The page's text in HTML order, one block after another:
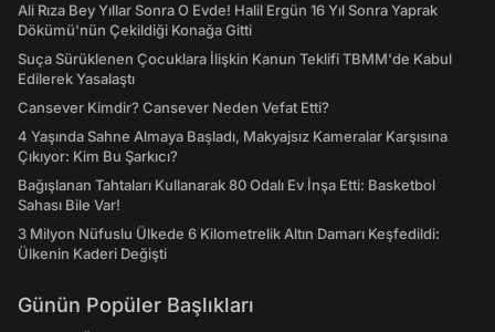
Ali Rıza Bey Yıllar Sonra O Evde! Halil Ergün 16 Yıl Sonra Yaprak
Dökümü'nün Çekildiği Konağa Gitti
Suça Sürüklenen Çocuklara İlişkin Kanun Teklifi TBMM'de Kabul
Edilerek Yasalaştı
Cansever Kimdir? Cansever Neden Vefat Etti?
4 Yaşında Sahne Almaya Başladı, Makyajsız Kameralar Karşısına
Çıkıyor: Kim Bu Şarkıcı?
Bağışlanan Tahtaları Kullanarak 80 Odalı Ev İnşa Etti: Basketbol
Sahası Bile Var!
3 Milyon Nüfuslu Ülkede 6 Kilometrelik Altın Damarı Keşfedildi:
Ülkenin Kaderi Değişti
Günün Popüler Başlıkları